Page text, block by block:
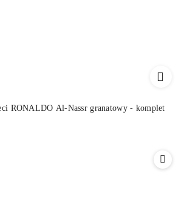
RONALDO Al-Nassr granatowy - komplet